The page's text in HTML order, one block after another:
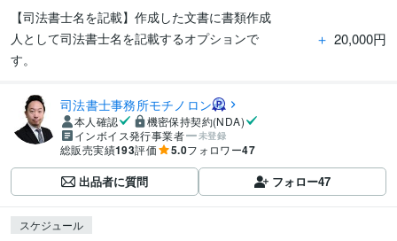
【司法書士名を記載】作成した文書に書類作成
人として司法書士名を記載するオプションで
す。
＋ 20,000円
司法書士事務所モチノロン
本人確認
機密保持契約(NDA)
インボイス発行事業者
未登録
総販売実績193評価 5.0フォロワー47
出品者に質問 フォロー47
スケジュール